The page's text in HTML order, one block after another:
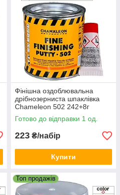
Фінішна оздоблювальна
дрібнозерниста шпаклівка
Chameleon 502 242+8г
Готово до відправки 1 од.
223 ₴/набір
Купити
Топ продажів